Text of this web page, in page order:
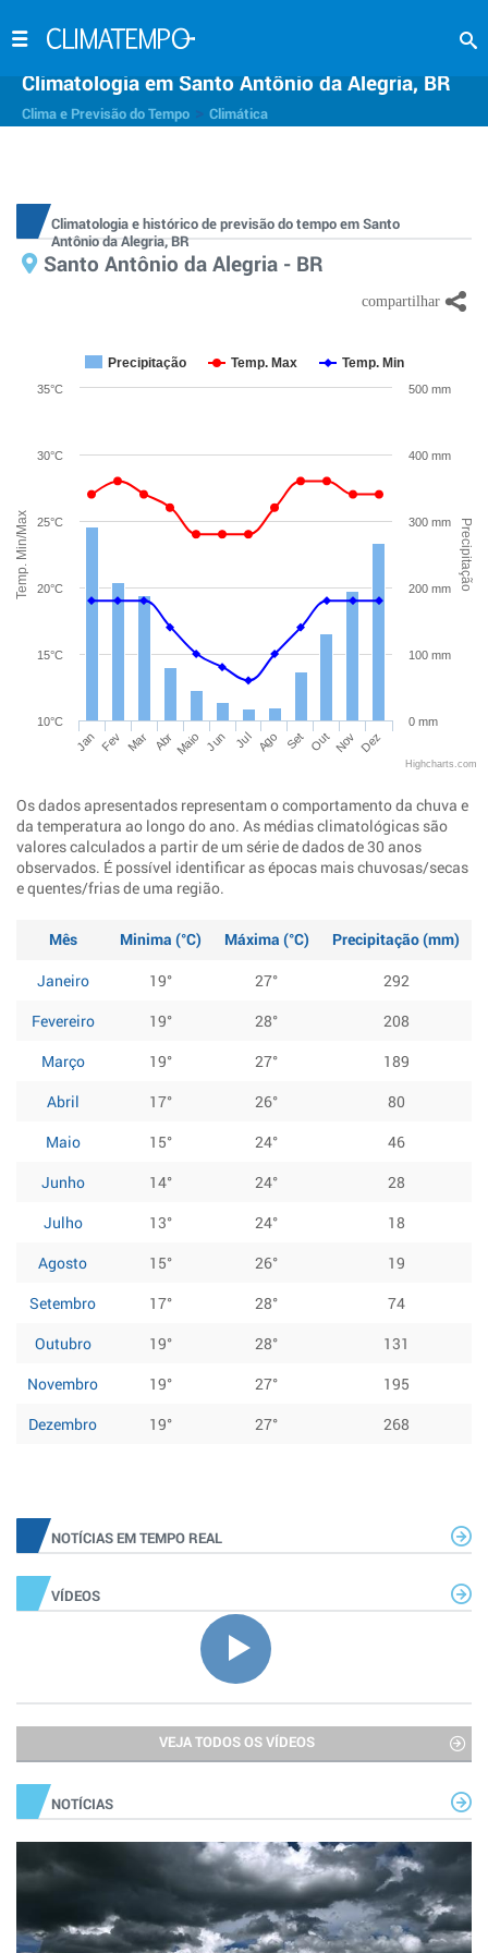
Climatologia em Santo Antônio da Alegria, BR
Clima e Previsão do Tempo Climática
Climatologia e histórico de previsão do tempo em Santo
Antônio da Alegria, BR
Santo Antônio da Alegria - BR
Temp. Min/Max Precipitação
Precipitação Temp. Max Temp. Min
Jan Fev Mar Abr Maio Jun Jul Ago Set Out Nov Dez
10°C
15°C
20°C
25°C
30°C
35°C
0 mm
100 mm
200 mm
300 mm
400 mm
500 mm
Highcharts.com
Os dados apresentados representam o comportamento da chuva e
da temperatura ao longo do ano. As médias climatológicas são
valores calculados a partir de um série de dados de 30 anos
observados. É possível identificar as épocas mais chuvosas/secas
e quentes/frias de uma região.
Mês Minima (°C) Máxima (°C)
Precipitação (mm)
Janeiro
19° 27°
292
Fevereiro
19° 28°
208
Março
19° 27°
189
Abril
17° 26°
80
Maio
15° 24°
46
Junho
14° 24°
28
Julho
13° 24°
18
Agosto
15° 26°
19
Setembro
17° 28°
74
Outubro
19° 28°
131
Novembro
19° 27°
195
Dezembro
19° 27° 268
NOTÍCIAS EM TEMPO REAL
VÍDEOS
VEJA TODOS OS VÍDEOS
NOTÍCIAS